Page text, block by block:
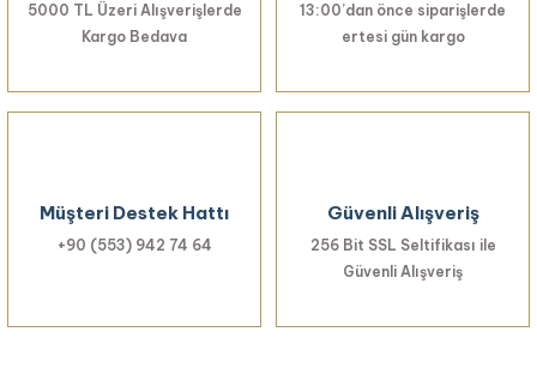
Gönder
5000 TL Üzeri Alışverişlerde
Kargo Bedava
13:00’dan önce siparişlerde
ertesi gün kargo
Müşteri Destek Hattı
+90 (553) 942 74 64
Güvenli Alışveriş
256 Bit SSL Seltifikası ile
Güvenli Alışveriş